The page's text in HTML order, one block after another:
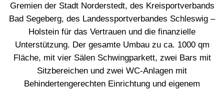
Gremien der Stadt Norderstedt, des Kreisportverbands
Bad Segeberg, des Landessportverbandes Schleswig –
Holstein für das Vertrauen und die finanzielle
Unterstützung. Der gesamte Umbau zu ca. 1000 qm
Fläche, mit vier Sälen Schwingparkett, zwei Bars mit
Sitzbereichen und zwei WC-Anlagen mit
Behindertengerechten Einrichtung und eigenem